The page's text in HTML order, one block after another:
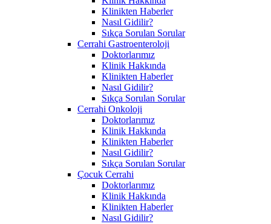
Klinikten Haberler
Nasıl Gidilir?
Sıkça Sorulan Sorular
Cerrahi Gastroenteroloji
Doktorlarımız
Klinik Hakkında
Klinikten Haberler
Nasıl Gidilir?
Sıkça Sorulan Sorular
Cerrahi Onkoloji
Doktorlarımız
Klinik Hakkında
Klinikten Haberler
Nasıl Gidilir?
Sıkça Sorulan Sorular
Çocuk Cerrahi
Doktorlarımız
Klinik Hakkında
Klinikten Haberler
Nasıl Gidilir?